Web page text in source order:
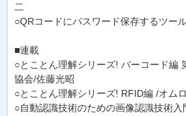
二
○QRコードにパスワード保存するツー
■連載
○とことん理解シリーズ! バーコード編
協会/佐藤光昭
○とことん理解シリーズ! RFID編 /オム
○自動認識技術のための画像認識技術